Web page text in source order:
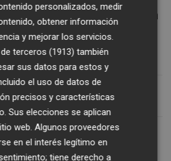
alcanzar el objetivo, si bien
queda mucho" para el
ELCHE CF SPORTING B
personalizados, medir
obtener información
y mejorar los servicios.
terceros (1913) también
sus datos para estos y
el uso de datos de
precisos y características
Sus elecciones se aplican
web. Algunos proveedores
en el interés legítimo en
tiene derecho a